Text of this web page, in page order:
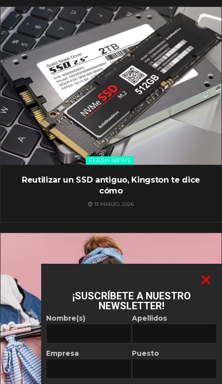
FLASH NEWS
Reutilizar un SSD antiguo, Kingston te dice
cómo
13 MARZO, 2026
¡SUSCRÍBETE A NUESTRO
NEWSLETTER!
Nombre(s)
Empresa
Apellidos
Puesto